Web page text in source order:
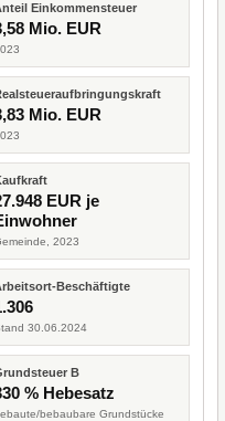
Einkommensteuer
Mio. EUR
Mio. EUR
EUR je
2023
Beschäftigte
30.06.2024
B
% Hebesatz
bebaubare Grundstücke